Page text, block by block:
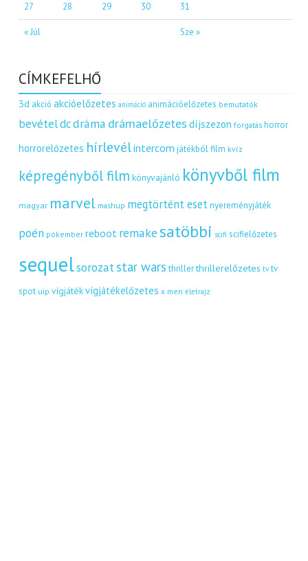
« Júl Sze »
27 28 29 30 31
CÍMKEFELHŐ
3d akció akcióelőzetes animáció animációelőzetes bemutatók
bevételdcdráma drámaelőzetes díjszezon forgatás horror
horrorelőzetes hírlevélintercom játékból film kvíz
képregényből film könyvajánló könyvből film
magyar marvel mashup megtörtént eset nyereményjáték
poén pókember reboot remakesatöbbi scifi scifielőzetes
sequelsorozatstar wars thriller thrillerelőzetes tv tv
spot uip vígjátékvígjátékelőzetes x men életrajz